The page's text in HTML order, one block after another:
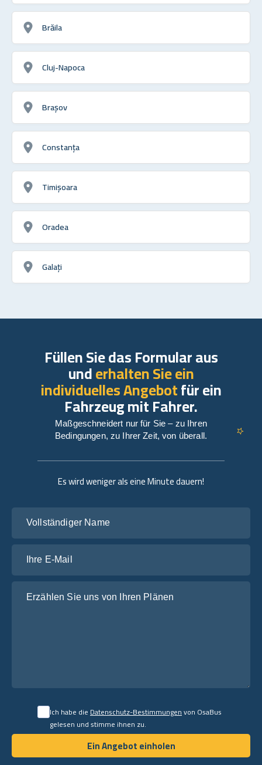
Brăila
Cluj-Napoca
Brașov
Constanța
Timișoara
Oradea
Galați
Es wird weniger als eine Minute dauern!
Ich habe dieDatenschutz-Bestimmungenvon OsaBus
gelesen und stimme ihnen zu.
Ein Angebot einholen
Ein Angebot einholen
Füllen Sie das Formular aus
underhalten Sie ein
individuelles Angebotfür ein
Fahrzeug mit Fahrer.
Maßgeschneidert nur für Sie – zu Ihren
Bedingungen, zu Ihrer Zeit, von überall.